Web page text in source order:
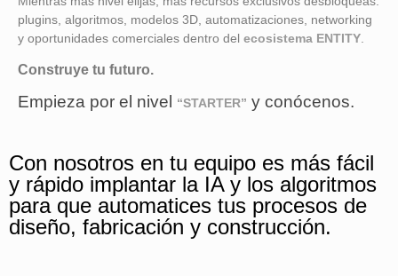
plugins, algoritmos, modelos 3D, automatizaciones, networking
y oportunidades comerciales dentro del ecosistema ENTITY
Construye tu futuro.
Empieza por el nivel “STARTER” y conócenos.
Con nosotros en tu equipo es más fácil
y rápido implantar la IA y los algoritmos
para que automatices tus procesos de
diseño, fabricación y construcción.